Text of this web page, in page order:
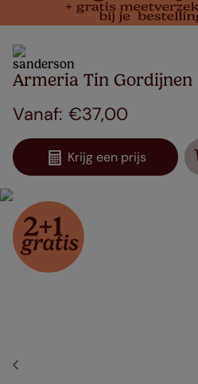
Armeria Tin Gordijnen
€37,00
Krijg een prijs